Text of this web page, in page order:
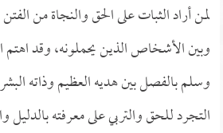
لمن أراد الثبات على الحق والنجاة من الفتن
وبين الأشخاص الذين يحملونه، وقد اهتم
وسلم بالفصل بين هديه العظيم وذاته
التجرد للحق والتربي على معرفته